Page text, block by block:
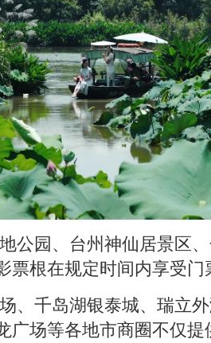
公园、台州神仙居景区
票根在规定时间内享受门
、千岛湖银泰城、瑞立
广场等各地市商圈不仅